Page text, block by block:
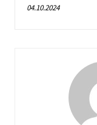
04.10.2024